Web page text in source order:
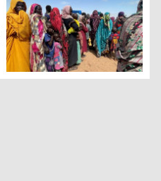
تعبيرية